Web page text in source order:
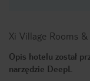
Xi Village Rooms
Opis hotelu został
narzędzie DeepL